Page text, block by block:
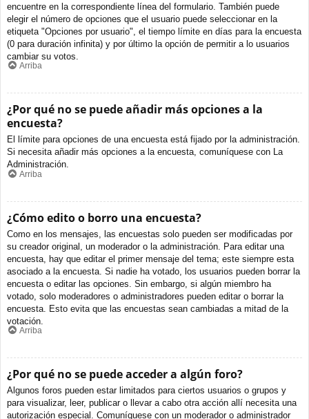
encuentre en la correspondiente línea del formulario. También puede
elegir el número de opciones que el usuario puede seleccionar en la
etiqueta "Opciones por usuario", el tiempo límite en días para la encuesta
(0 para duración infinita) y por último la opción de permitir a lo usuarios
cambiar su votos.
Arriba
¿Por qué no se puede añadir más opciones a la
encuesta?
El límite para opciones de una encuesta está fijado por la administración.
Si necesita añadir más opciones a la encuesta, comuníquese con La
Administración.
Arriba
¿Cómo edito o borro una encuesta?
Como en los mensajes, las encuestas solo pueden ser modificadas por
su creador original, un moderador o la administración. Para editar una
encuesta, hay que editar el primer mensaje del tema; este siempre esta
asociado a la encuesta. Si nadie ha votado, los usuarios pueden borrar la
encuesta o editar las opciones. Sin embargo, si algún miembro ha
votado, solo moderadores o administradores pueden editar o borrar la
encuesta. Esto evita que las encuestas sean cambiadas a mitad de la
votación.
Arriba
¿Por qué no se puede acceder a algún foro?
Algunos foros pueden estar limitados para ciertos usuarios o grupos y
para visualizar, leer, publicar o llevar a cabo otra acción allí necesita una
autorización especial. Comuníquese con un moderador o administrador